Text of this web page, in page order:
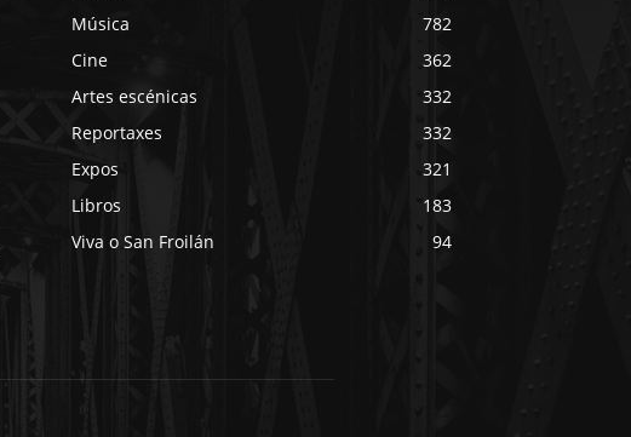
Música
782
Cine
362
Artes escénicas
332
Reportaxes
332
Expos
321
Libros
183
Viva o San Froilán
94